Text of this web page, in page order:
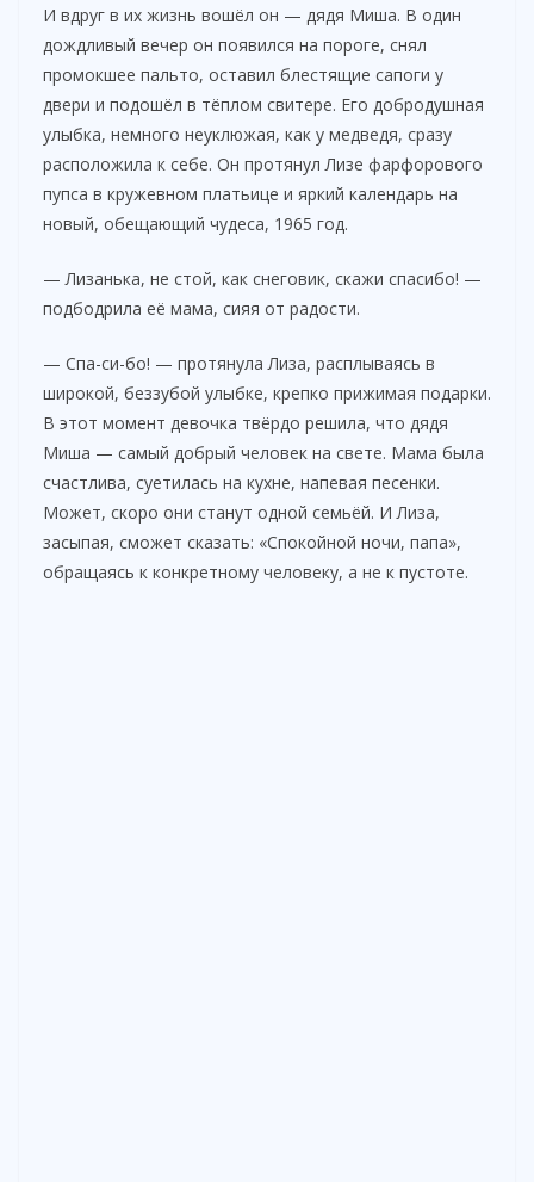
y
V
i
d
e
o
И вдруг в их жизнь вошёл он — дядя Миша. В один
дождливый вечер он появился на пороге, снял
промокшее пальто, оставил блестящие сапоги у
двери и подошёл в тёплом свитере. Его добродушная
улыбка, немного неуклюжая, как у медведя, сразу
расположила к себе. Он протянул Лизе фарфорового
пупса в кружевном платьице и яркий календарь на
новый, обещающий чудеса, 1965 год.
— Лизанька, не стой, как снеговик, скажи спасибо! —
подбодрила её мама, сияя от радости.
— Спа-си-бо! — протянула Лиза, расплываясь в
широкой, беззубой улыбке, крепко прижимая подарки.
В этот момент девочка твёрдо решила, что дядя
Миша — самый добрый человек на свете. Мама была
счастлива, суетилась на кухне, напевая песенки.
Может, скоро они станут одной семьёй. И Лиза,
засыпая, сможет сказать: «Спокойной ночи, папа»,
обращаясь к конкретному человеку, а не к пустоте.